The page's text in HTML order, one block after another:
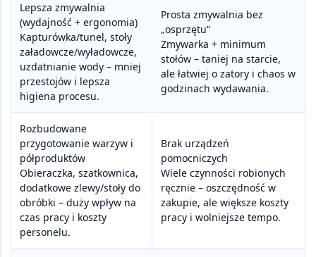
Lepsza zmywalnia
(wydajność + ergonomia)
Kapturówka/tunel, stoły
załadowcze/wyładowcze,
uzdatnianie wody – mniej
przestojów i lepsza
higiena procesu.
Prosta zmywalnia bez
„osprzętu”
Zmywarka + minimum
stołów – taniej na starcie,
ale łatwiej o zatory i chaos w
godzinach wydawania.
Rozbudowane
przygotowanie warzyw i
półproduktów
Obieraczka, szatkownica,
dodatkowe zlewy/stoły do
obróbki – duży wpływ na
czas pracy i koszty
personelu.
Brak urządzeń
pomocniczych
Wiele czynności robionych
ręcznie – oszczędność w
zakupie, ale większe koszty
pracy i wolniejsze tempo.